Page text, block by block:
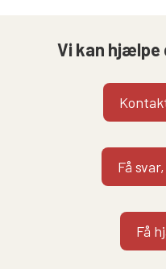
Vi kan hjælpe
Få
Få